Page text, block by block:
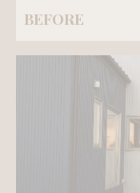
BEFORE